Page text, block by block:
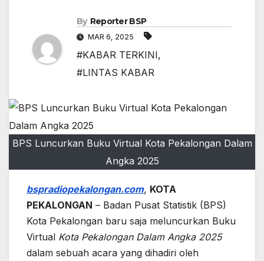
By Reporter BSP
MAR 6, 2025
#KABAR TERKINI,
#LINTAS KABAR
BPS Luncurkan Buku Virtual Kota Pekalongan Dalam
Angka 2025
bspradiopekalongan.com, KOTA
PEKALONGAN – Badan Pusat Statistik (BPS)
Kota Pekalongan baru saja meluncurkan Buku
Virtual Kota Pekalongan Dalam Angka 2025
dalam sebuah acara yang dihadiri oleh